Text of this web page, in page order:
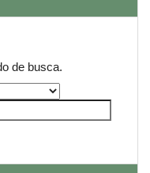
de busca.